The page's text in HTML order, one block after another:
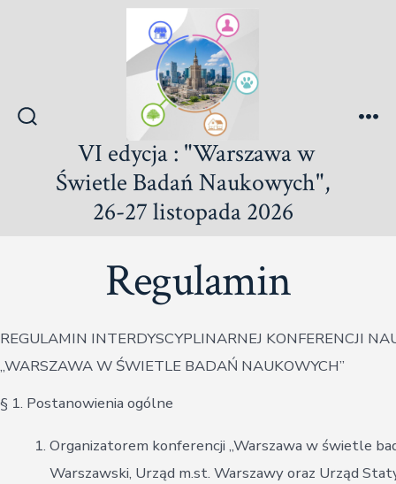
wyszukiwanie
VI edycja : "Warszawa w
Świetle Badań Naukowych",
26-27 listopada 2026
Regulamin
REGULAMIN INTERDYSCYPLINARNEJ KONFERENCJI
„WARSZAWA W ŚWIETLE BADAŃ NAUKOWYCH”
§ 1. Postanowienia ogólne
Organizatorem konferencji „Warszawa w świetle
Warszawski, Urząd m.st. Warszawy oraz Urząd